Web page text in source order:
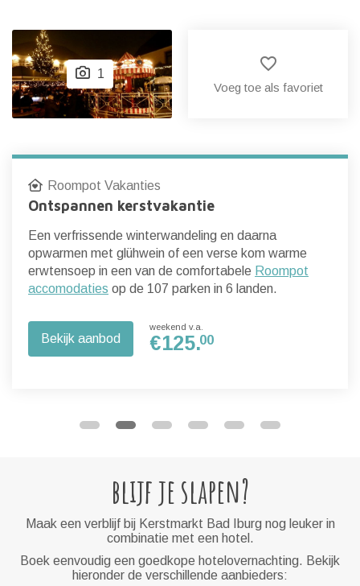
1
favorite_border
Voeg toe als favoriet
Roompot Vakanties
Ontspannen kerstvakantie
Een verfrissende winterwandeling en daarna
opwarmen met glühwein of een verse kom warme
erwtensoep in een van de comfortabele Roompot
accomodaties op de 107 parken in 6 landen.
Bekijk aanbod
weekend v.a.
€125.00
blijf je slapen?
Maak een verblijf bij Kerstmarkt Bad Iburg nog leuker in
combinatie met een hotel.
Boek eenvoudig een goedkope hotelovernachting. Bekijk
hieronder de verschillende aanbieders: